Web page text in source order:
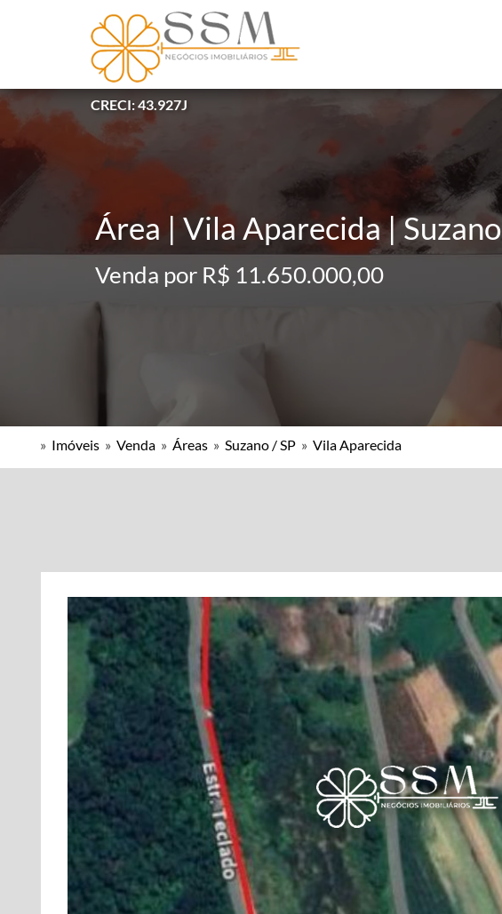
CRECI: 43.927J
Área | Vila Aparecida | Suzano
Venda por R$ 11.650.000,00
» Imóveis » Venda » Áreas » Suzano / SP » Vila Aparecida